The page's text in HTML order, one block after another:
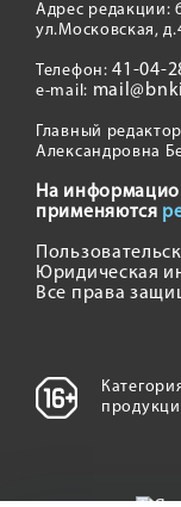
Адрес редакции:
ул.Московская,
Телефон:41-04-
e-mail:
Главный
Александровна
На
применяются
Юридическая
Все права